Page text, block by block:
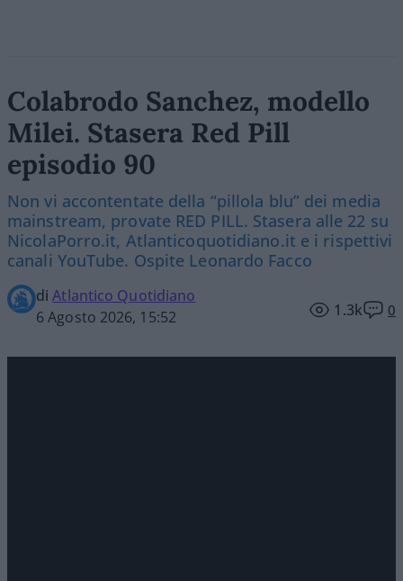
Colabrodo Sanchez, modello
Milei. Stasera Red Pill
episodio 90
Non vi accontentate della “pillola blu” dei media
mainstream, provate RED PILL. Stasera alle 22 su
NicolaPorro.it, Atlanticoquotidiano.it e i rispettivi
canali YouTube. Ospite Leonardo Facco
diAtlantico Quotidiano
6 Agosto 2026, 15:52
1.3k 0